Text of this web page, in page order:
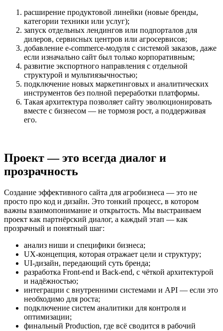
расширение продуктовой линейки (новые бренды,
категории техники или услуг);
запуск отдельных лендингов или подпорталов для
дилеров, сервисных центров или агросервисов;
добавление e-commerce-модуля с системой заказов, даже
если изначально сайт был только корпоративным;
развитие экспортного направления с отдельной
структурой и мультиязычностью;
подключение новых маркетинговых и аналитических
инструментов без полной переработки платформы.
Такая архитектура позволяет сайту эволюционировать
вместе с бизнесом — не тормозя рост, а поддерживая
его.
Проект — это всегда диалог и
прозрачность
Создание эффективного сайта для агробизнеса — это не
просто про код и дизайн. Это тонкий процесс, в котором
важны взаимопонимание и открытость. Мы выстраиваем
проект как партнёрский диалог, а каждый этап — как
прозрачный и понятный шаг:
анализ ниши и специфики бизнеса;
UX-концепция, которая отражает цели и структуру;
UI-дизайн, передающий суть бренда;
разработка Front-end и Back-end, с чёткой архитектурой
и надёжностью;
интеграции с внутренними системами и API — если это
необходимо для роста;
подключение систем аналитики для контроля и
оптимизации;
финальный Production, где всё сводится в рабочий